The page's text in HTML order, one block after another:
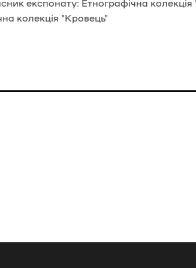
експонату: Етнографічна колекція
колекція "Кровець"